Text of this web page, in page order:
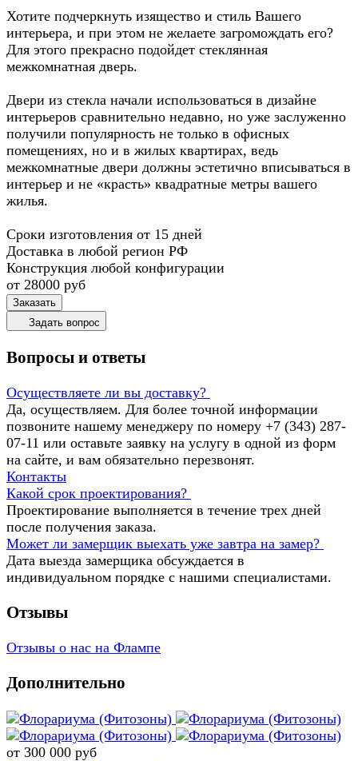
Хотите подчеркнуть изящество и стиль Вашего
интерьера, и при этом не желаете загромождать его?
Для этого прекрасно подойдет стеклянная
межкомнатная дверь.
Двери из стекла начали использоваться в дизайне
интерьеров сравнительно недавно, но уже заслуженно
получили популярность не только в офисных
помещениях, но и в жилых квартирах, ведь
межкомнатные двери должны эстетично вписываться в
интерьер и не «красть» квадратные метры вашего
жилья.
Сроки изготовления от 15 дней
Доставка в любой регион РФ
Конструкция любой конфигурации
от 28000 руб
Заказать
Задать вопрос
Вопросы и ответы
Осуществляете ли вы доставку?
Да, осуществляем. Для более точной информации
позвоните нашему менеджеру по номеру +7 (343) 287-
07-11 или оставьте заявку на услугу в одной из форм
на сайте, и вам обязательно перезвонят.
Контакты
Какой срок проектирования?
Проектирование выполняется в течение трех дней
после получения заказа.
Может ли замерщик выехать уже завтра на замер?
Дата выезда замерщика обсуждается в
индивидуальном порядке с нашими специалистами.
Отзывы
Отзывы о нас на Флампе
Дополнительно
от 300 000 руб